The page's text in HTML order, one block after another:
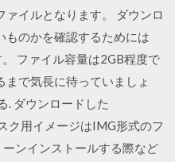
イルとなります。 ダウンロ
ものかを確認するためには
ファイル容量は2GB程度で
で気長に待っていましょ
. ダウンロードした
ク用イメージはIMG形式のフ
ンインストールする際など